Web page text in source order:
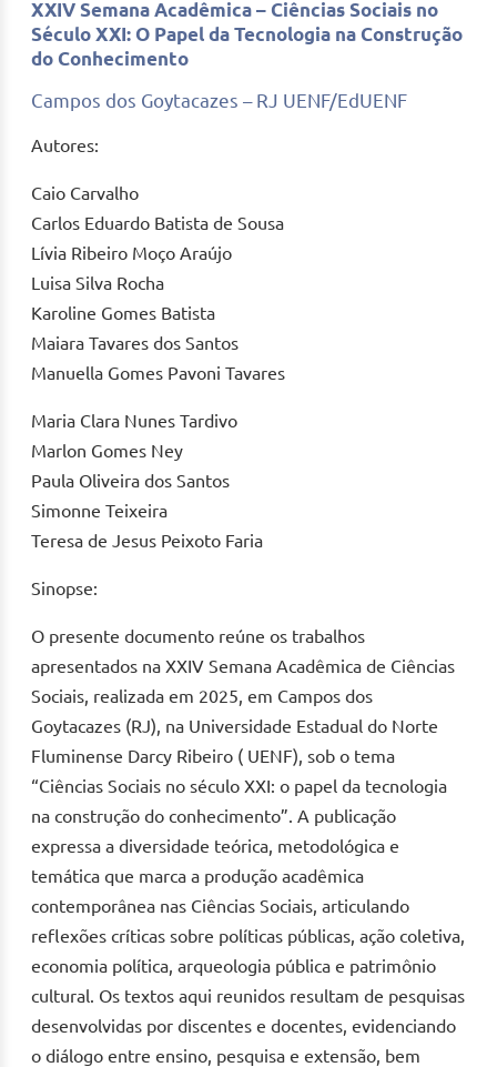
XXIV Semana Acadêmica – Ciências Sociais no
Século XXI: O Papel da Tecnologia na Construção
do Conhecimento
Campos dos Goytacazes – RJ UENF/EdUENF
Autores:
Caio Carvalho
Carlos Eduardo Batista de Sousa
Lívia Ribeiro Moço Araújo
Luisa Silva Rocha
Karoline Gomes Batista
Maiara Tavares dos Santos
Manuella Gomes Pavoni Tavares
Maria Clara Nunes Tardivo
Marlon Gomes Ney
Paula Oliveira dos Santos
Simonne Teixeira
Teresa de Jesus Peixoto Faria
Sinopse:
O presente documento reúne os trabalhos
apresentados na XXIV Semana Acadêmica de Ciências
Sociais, realizada em 2025, em Campos dos
Goytacazes (RJ), na Universidade Estadual do Norte
Fluminense Darcy Ribeiro ( UENF), sob o tema
“Ciências Sociais no século XXI: o papel da tecnologia
na construção do conhecimento”. A publicação
expressa a diversidade teórica, metodológica e
temática que marca a produção acadêmica
contemporânea nas Ciências Sociais, articulando
reflexões críticas sobre políticas públicas, ação coletiva,
economia política, arqueologia pública e patrimônio
cultural. Os textos aqui reunidos resultam de pesquisas
desenvolvidas por discentes e docentes, evidenciando
o diálogo entre ensino, pesquisa e extensão, bem